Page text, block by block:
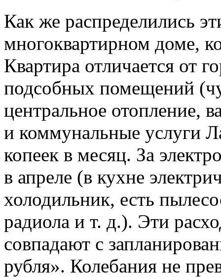
Как же распределились
многоквартирном доме,
Квартира отличается от
подсобных помещений
центральное отопление,
и коммунальные услуги
копеек в месяц. За
в апреле (в кухне
холодильник, есть
радиола и т. д.). Эти
совпадают с
рубля». Колебания не